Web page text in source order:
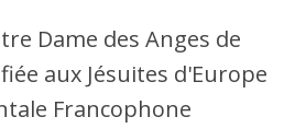
Dame des Anges de
aux Jésuites d'Europe
Francophone